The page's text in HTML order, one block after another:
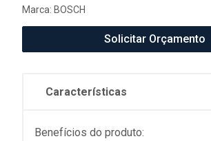
Marca: BOSCH
Solicitar Orçamento
Características
Benefícios do produto: